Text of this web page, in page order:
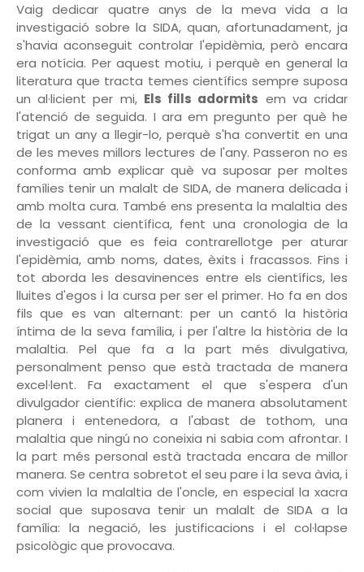
Vaig dedicar quatre anys de la meva vida a la
investigació sobre la SIDA, quan, afortunadament, ja
s'havia aconseguit controlar l'epidèmia, però encara
era notícia. Per aquest motiu, i perquè en general la
literatura que tracta temes científics sempre suposa
un al·licient per mi, Els fills adormits em va cridar
l'atenció de seguida. I ara em pregunto per què he
trigat un any a llegir-lo, perquè s'ha convertit en una
de les meves millors lectures de l'any. Passeron no es
conforma amb explicar què va suposar per moltes
famílies tenir un malalt de SIDA, de manera delicada i
amb molta cura. També ens presenta la malaltia des
de la vessant científica, fent una cronologia de la
investigació que es feia contrarellotge per aturar
l'epidèmia, amb noms, dates, èxits i fracassos. Fins i
tot aborda les desavinences entre els científics, les
lluites d'egos i la cursa per ser el primer. Ho fa en dos
fils que es van alternant: per un cantó la història
íntima de la seva família, i per l'altre la història de la
malaltia. Pel que fa a la part més divulgativa,
personalment penso que està tractada de manera
excel·lent. Fa exactament el que s'espera d'un
divulgador científic: explica de manera absolutament
planera i entenedora, a l'abast de tothom, una
malaltia que ningú no coneixia ni sabia com afrontar. I
la part més personal està tractada encara de millor
manera. Se centra sobretot el seu pare i la seva àvia, i
com vivien la malaltia de l'oncle, en especial la xacra
social que suposava tenir un malalt de SIDA a la
família: la negació, les justificacions i el col·lapse
psicològic que provocava.